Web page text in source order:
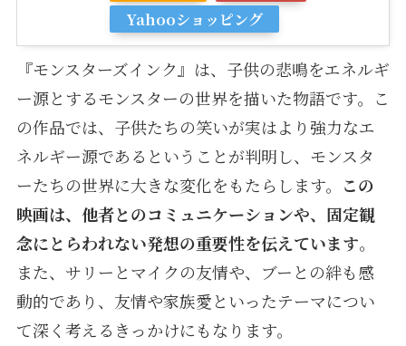
Yahooショッピング
『モンスターズインク』は、子供の悲鳴をエネルギ
ー源とするモンスターの世界を描いた物語です。こ
の作品では、子供たちの笑いが実はより強力なエ
ネルギー源であるということが判明し、モンスタ
ーたちの世界に大きな変化をもたらします。 この
映画は、他者とのコミュニケーションや、固定観
念にとらわれない発想の重要性を伝えています。
また、サリーとマイクの友情や、ブーとの絆も感
動的であり、友情や家族愛といったテーマについ
て深く考えるきっかけにもなります。